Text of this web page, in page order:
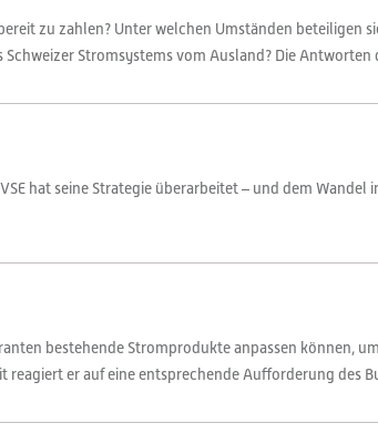
zu zahlen? Unter welchen Umständen beteiligen
Stromsystems vom Ausland? Die Antworten
hat seine Strategie überarbeitet – und dem
bestehende Stromprodukte anpassen können,
er auf eine entsprechende Aufforderung des